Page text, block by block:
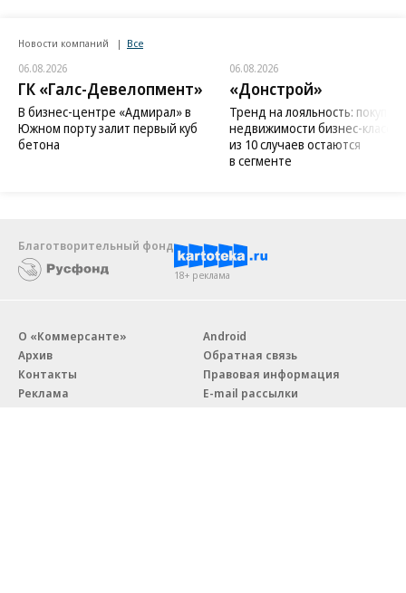
Новости компаний Все
06.08.2026
ГК «Галс-Девелопмент»
В бизнес-центре «Адмирал» в
Южном порту залит первый куб
бетона
06.08.2026
«Донстрой»
Тренд на лояльность:
недвижимости бизнес-класса
из 10 случаев остаются
в сегменте
Благотворительный фонд
18+ реклама
О «Коммерсанте»
Архив
Контакты
Реклама
Android
Обратная связь
Правовая информация
E-mail рассылки